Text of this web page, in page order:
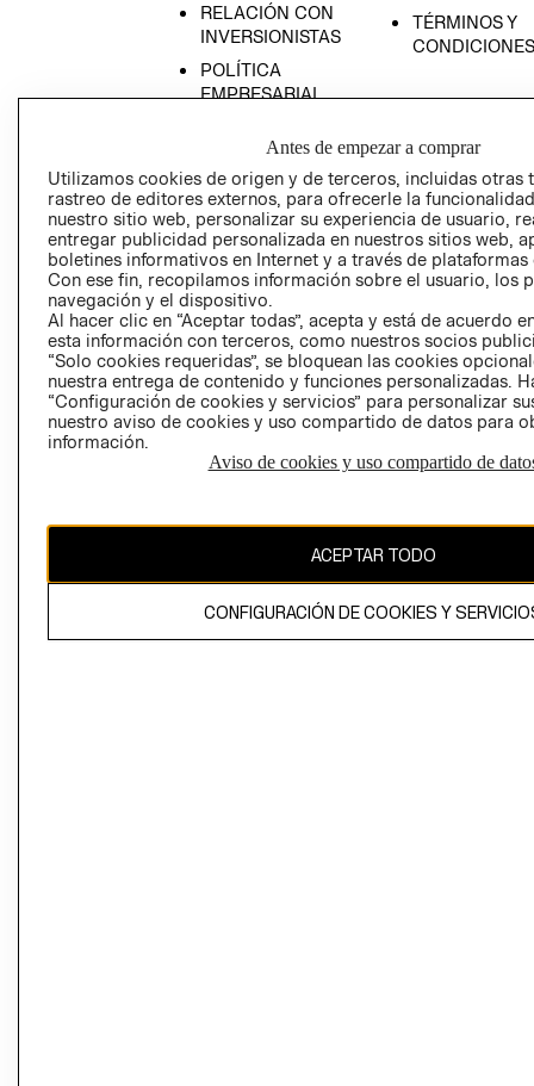
RELACIÓN CON
INVERSIONISTAS
POLÍTICA
EMPRESARIAL
TÉRMINOS Y
CONDICIONES
AVISO DE
PRIVACIDAD
GIFT CARD
El contenido de esta página web está protegido por copyright y es
Antes de empezar a comprar
Utilizamos cookies de origen y de terceros, incluidas otras
rastreo de editores externos, para ofrecerle la
nuestro sitio web, personalizar su experiencia de usuario,
entregar publicidad personalizada en nuestros sitios web,
boletines informativos en Internet y a través de plataformas
Con ese fin, recopilamos información sobre el usuario, los
navegación y el dispositivo.
Al hacer clic en “Aceptar todas”, acepta y está de acuerdo
esta información con terceros, como nuestros socios
“Solo cookies requeridas”, se bloquean las cookies
nuestra entrega de contenido y funciones personalizadas.
“Configuración de cookies y servicios” para personalizar
nuestro aviso de cookies y uso compartido de datos para
información.
Aviso de cookies y uso compartido de
ACEPTAR TODO
CONFIGURACIÓN DE COOKIES Y